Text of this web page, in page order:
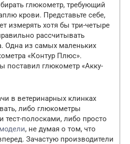
глюкометр, требующий
крови. Представьте себе,
измерять хотя бы три-четыре
рассчитывать
Одна из самых маленьких
«Контур Плюс».
поставил глюкометр «Акку-
в ветеринарных клинках
либо глюкометры
полосками, либо просто
, не думая о том, что
Зачастую производители